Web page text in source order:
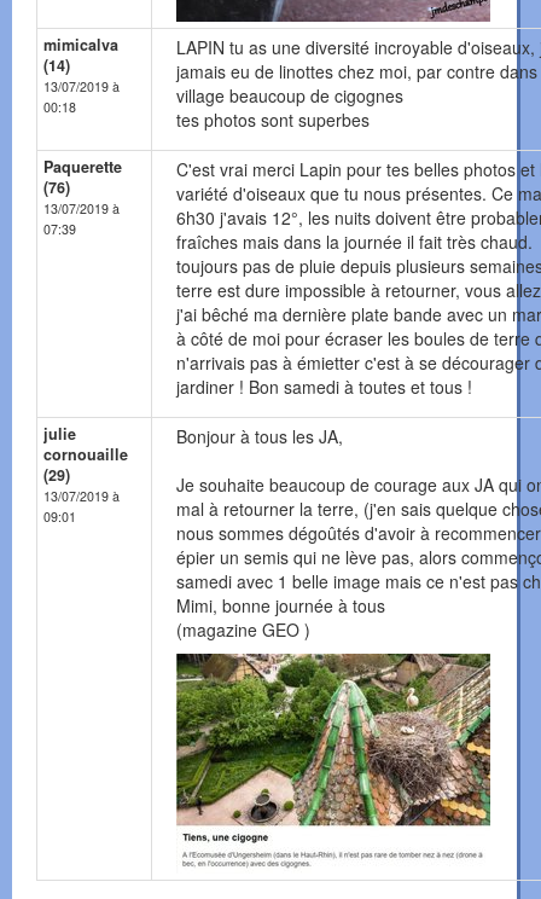
mimicalva
(14)
13/07/2019 à
00:18
LAPIN tu as une diversité incroyable d'oiseaux,
jamais eu de linottes chez moi, par contre
village beaucoup de cigognes
tes photos sont superbes
Paquerette
(76)
13/07/2019 à
07:39
C'est vrai merci Lapin pour tes belles photos et
variété d'oiseaux que tu nous présentes. Ce
6h30 j'avais 12°, les nuits doivent être
fraîches mais dans la journée il fait très chaud.
toujours pas de pluie depuis plusieurs
terre est dure impossible à retourner, vous
j'ai bêché ma dernière plate bande avec un
à côté de moi pour écraser les boules de terre
n'arrivais pas à émietter c'est à se décourager
jardiner ! Bon samedi à toutes et tous !
julie
cornouaille
(29)
13/07/2019 à
09:01
Bonjour à tous les JA,
Je souhaite beaucoup de courage aux JA qui
mal à retourner la terre, (j'en sais quelque
nous sommes dégoûtés d'avoir à
épier un semis qui ne lève pas, alors
samedi avec 1 belle image mais ce n'est pas
Mimi, bonne journée à tous
(magazine GEO )